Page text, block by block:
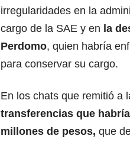
irregularidades en la
cargo de la SAE y en la
Perdomo, quien habría
para conservar su cargo.
En los chats que remitió a
transferencias que
millones de pesos, que